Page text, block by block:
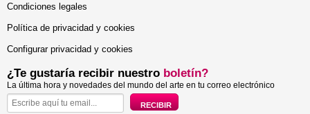
Condiciones legales
Política de privacidad y cookies
Configurar privacidad y cookies
¿Te gustaría recibir nuestro boletín?
La última hora y novedades del mundo del arte en tu correo electrónico